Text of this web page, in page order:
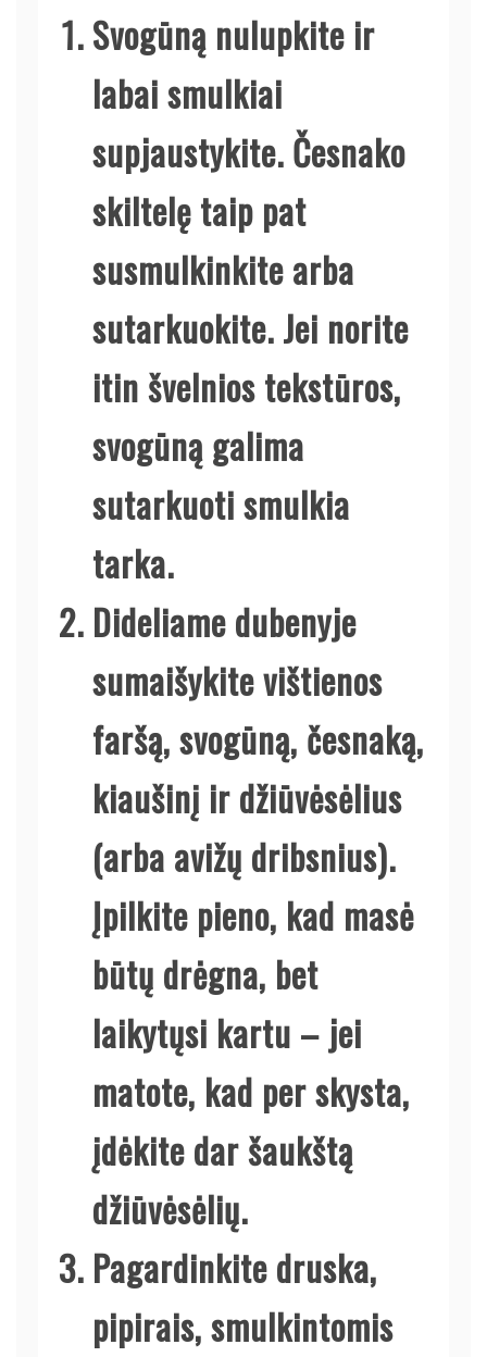
Svogūną nulupkite ir
labai smulkiai
supjaustykite. Česnako
skiltelę taip pat
susmulkinkite arba
sutarkuokite. Jei norite
itin švelnios tekstūros,
svogūną galima
sutarkuoti smulkia
tarka.
Dideliame dubenyje
sumaišykite vištienos
faršą, svogūną, česnaką,
kiaušinį ir džiūvėsėlius
(arba avižų dribsnius).
Įpilkite pieno, kad masė
būtų drėgna, bet
laikytųsi kartu – jei
matote, kad per skysta,
įdėkite dar šaukštą
džiūvėsėlių.
Pagardinkite druska,
pipirais, smulkintomis